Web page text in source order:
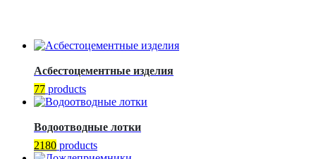
Асбестоцементные изделия
77 products
Водоотводные лотки
2180 products